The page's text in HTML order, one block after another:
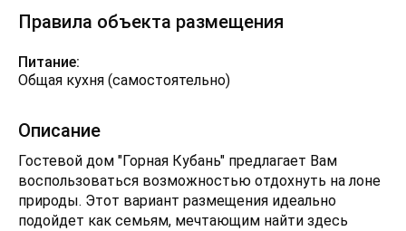
Правила объекта размещения
Питание:
Общая кухня (самостоятельно)
Описание
Гостевой дом "Горная Кубань" предлагает Вам
воспользоваться возможностью отдохнуть на лоне
природы. Этот вариант размещения идеально
подойдет как семьям, мечтающим найти здесь